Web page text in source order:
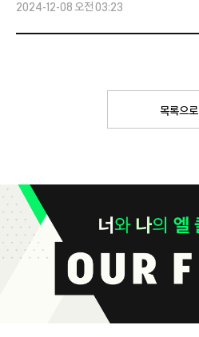
2024-12-08 오전 03:23
목록으로